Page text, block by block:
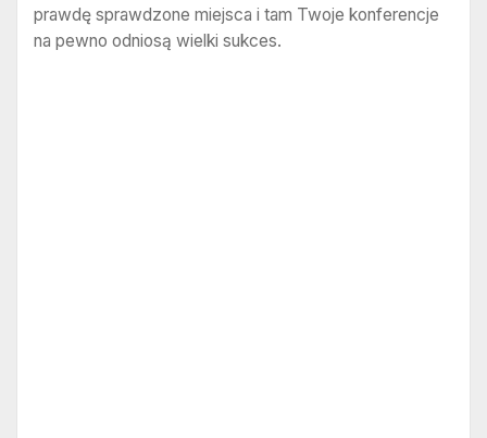
prawdę sprawdzone miejsca i tam Twoje konferencje
na pewno odniosą wielki sukces.